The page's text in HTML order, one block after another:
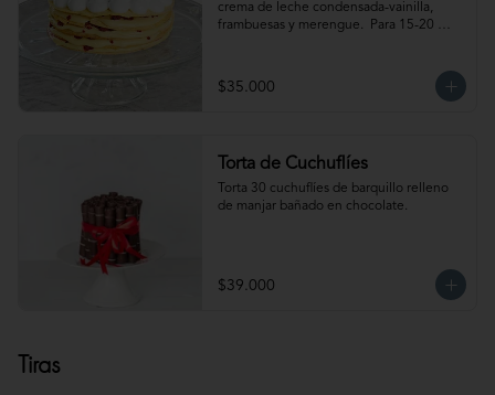
crema de leche condensada-vainilla,
frambuesas y merengue.  Para 15-20
hora a temperatura ambiente antes de
servir.
$35.000
Torta de Cuchuflíes
Torta 30 cuchuflíes de barquillo relleno
de manjar bañado en chocolate.
$39.000
Tiras